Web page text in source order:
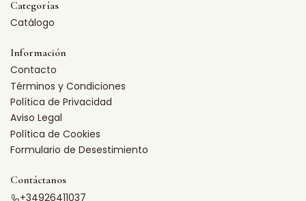
Categorías
Catálogo
Información
Contacto
Términos y Condiciones
Política de Privacidad
Aviso Legal
Política de Cookies
Formulario de Desestimiento
Contáctanos
+34926411037